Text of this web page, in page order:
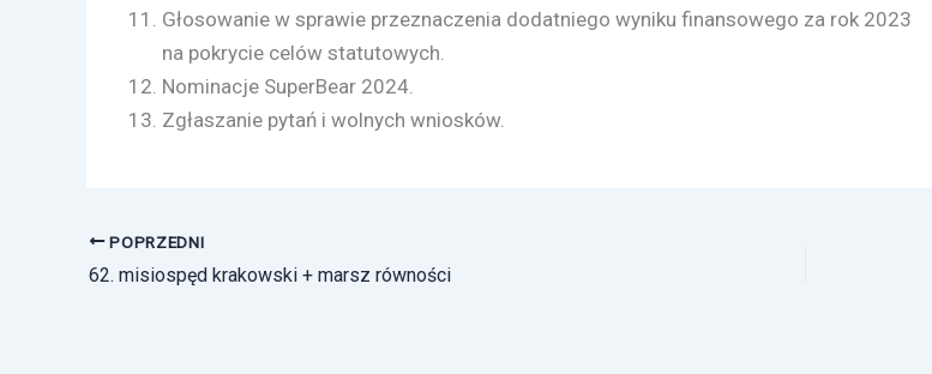
Głosowanie w sprawie przeznaczenia dodatniego wyniku finansowego za rok 2023
na pokrycie celów statutowych.
Nominacje SuperBear 2024.
Zgłaszanie pytań i wolnych wniosków.
POPRZEDNI
62. misiospęd krakowski + marsz równości